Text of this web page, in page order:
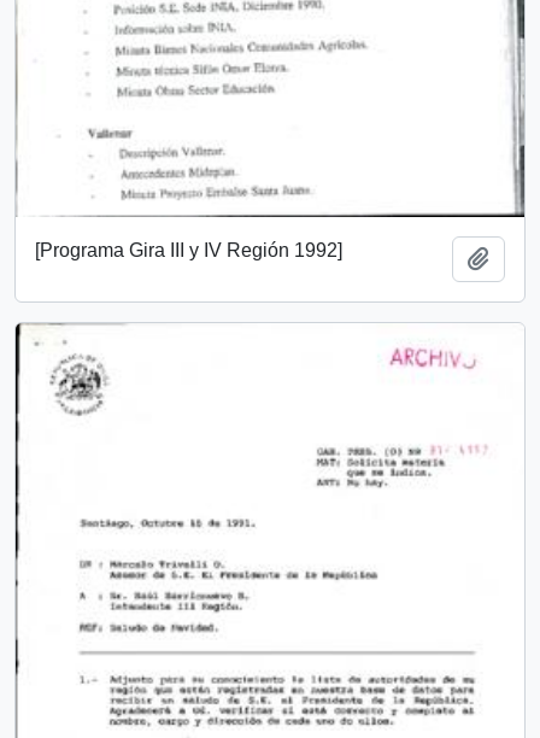
[Programa Gira III y IV Región 1992]